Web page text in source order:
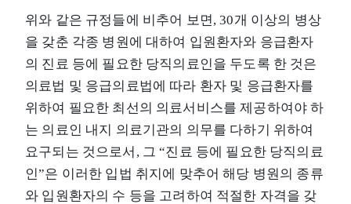
위와 같은 규정들에 비추어 보면, 30개 이상의 병상
을 갖춘 각종 병원에 대하여 입원환자와 응급환자
의 진료 등에 필요한 당직의료인을 두도록 한 것은
의료법 및 응급의료법에 따라 환자 및 응급환자를
위하여 필요한 최선의 의료서비스를 제공하여야 하
는 의료인 내지 의료기관의 의무를 다하기 위하여
요구되는 것으로서, 그 “진료 등에 필요한 당직의료
인”은 이러한 입법 취지에 맞추어 해당 병원의 종류
와 입원환자의 수 등을 고려하여 적절한 자격을 갖